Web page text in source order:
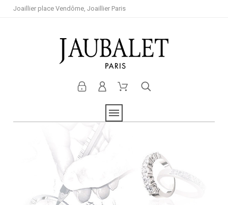
Joaillier place Vendôme, Joaillier Paris